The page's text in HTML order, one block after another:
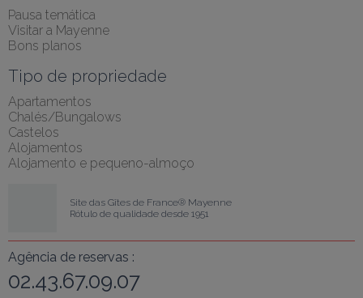
Pausa temática
Visitar a Mayenne
Bons planos
Tipo de propriedade
Apartamentos
Chalés/Bungalows
Castelos
Alojamentos
Alojamento e pequeno-almoço
Site das Gîtes de France® Mayenne
Rótulo de qualidade desde 1951
Agência de reservas :
02.43.67.09.07